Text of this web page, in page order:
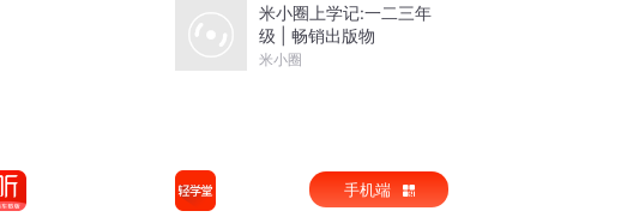
米小圈上学记:一二三年
级 | 畅销出版物
米小圈
手机端